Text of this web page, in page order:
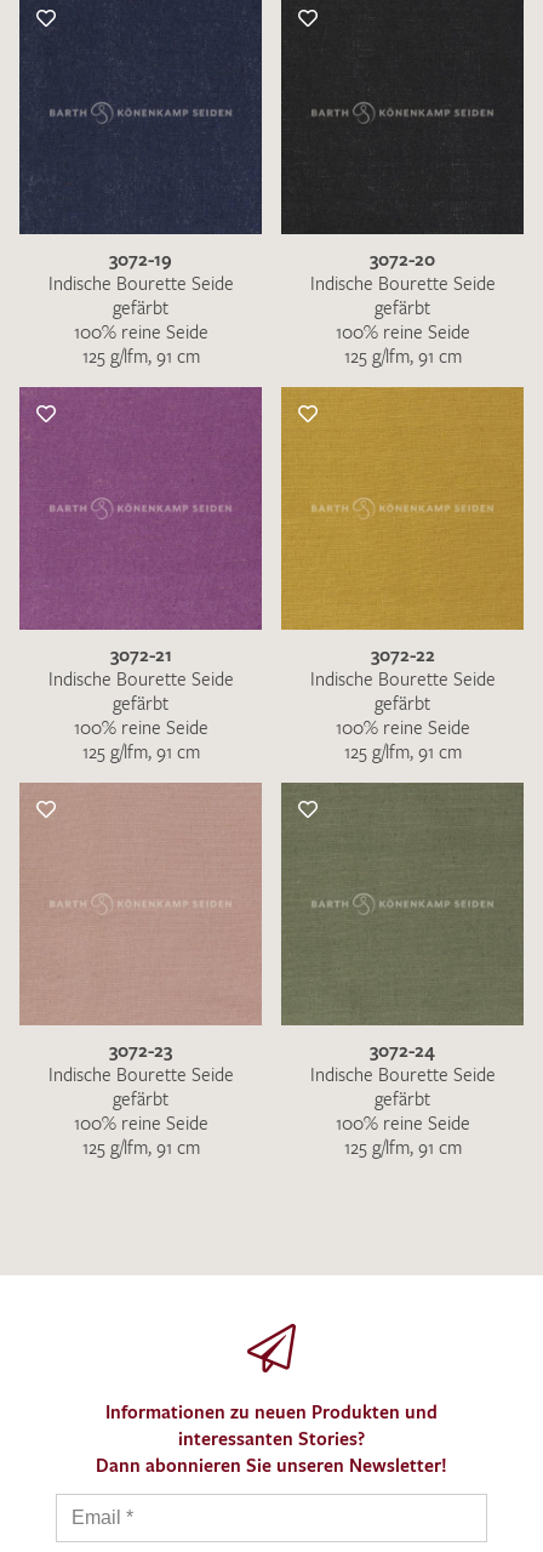
3072-19
Indische Bourette Seide
gefärbt
100% reine Seide
125 g/lfm, 91 cm
3072-20
Indische Bourette Seide
gefärbt
100% reine Seide
125 g/lfm, 91 cm
3072-21
Indische Bourette Seide
gefärbt
100% reine Seide
125 g/lfm, 91 cm
3072-22
Indische Bourette Seide
gefärbt
100% reine Seide
125 g/lfm, 91 cm
3072-23
Indische Bourette Seide
gefärbt
100% reine Seide
125 g/lfm, 91 cm
3072-24
Indische Bourette Seide
gefärbt
100% reine Seide
125 g/lfm, 91 cm
Informationen zu neuen Produkten und
interessanten Stories?
Dann abonnieren Sie unseren Newsletter!